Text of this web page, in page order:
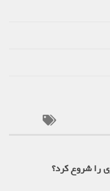
را شروع کرد؟